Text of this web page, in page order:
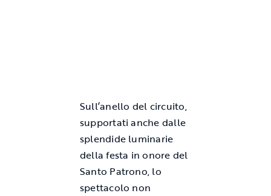
Sull’anello del circuito,
supportati anche dalle
splendide luminarie
della festa in onore del
Santo Patrono, lo
spettacolo non